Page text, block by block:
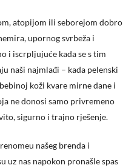
atopijom ili seborejom dobro
upornog svrbeža i
i iscrpljujuće kada se s tim
naši najmlađi – kada pelenski
koži kvare mirne dane i
ne donosi samo privremeno
sigurno i trajno rješenje.
našeg brenda i
uz nas napokon pronašle spas